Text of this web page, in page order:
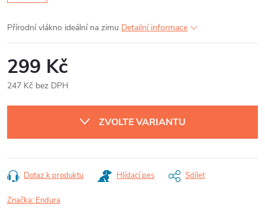
Přírodní vlákno ideální na zimu Detailní informace
299 Kč
247 Kč bez DPH
cena:
ZVOLTE VARIANTU
Dotaz k produktu Hlídací pes Sdílet
Značka: Endura